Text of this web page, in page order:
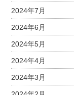
2024年7月
2024年6月
2024年5月
2024年4月
2024年3月